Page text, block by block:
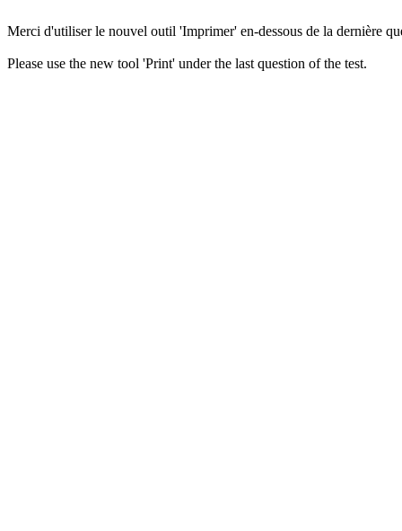
Merci d'utiliser le nouvel outil 'Imprimer' en-dessous de la dernière
Please use the new tool 'Print' under the last question of the test.